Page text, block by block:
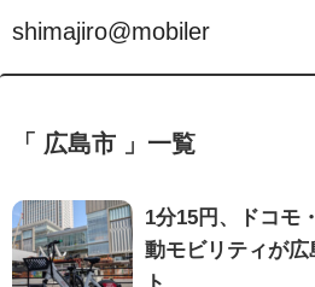
shimajiro@mobiler
「 広島市 」一覧
1分15円、ドコモ
動モビリティが